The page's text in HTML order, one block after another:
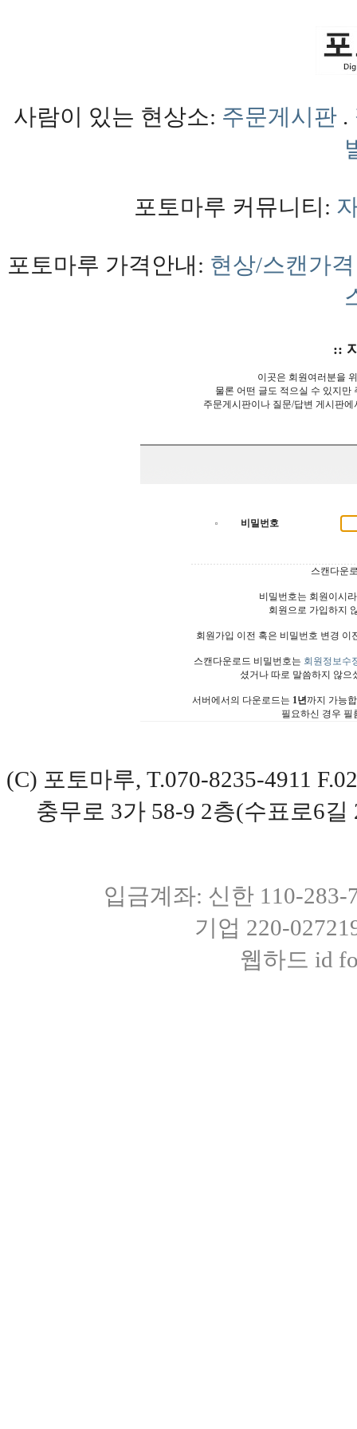
사람이 있는 현상소: 주문게시판 .
포토마루 커뮤니티:
포토마루 가격안내: 현상/스캔가격
::
이곳은 회원여러분을
물론 어떤 글도 적으실 수 있지만
주문게시판이나 질문/답변 게시판
비밀번호
스캔다운
비밀번호는 회원이시
회원으로 가입하지
회원가입 이전 혹은 비밀번호 변경
스캔다운로드 비밀번호는 회원정보수
셨거나 따로 말씀하지 않으
서버에서의 다운로드는 1년까지 가능
필요하신 경우 필
(C) 포토마루, T.070-8235-4911
충무로 3가 58-9 2층(수표로6
입금계좌: 신한 110-
기업 220-
웹하드 id